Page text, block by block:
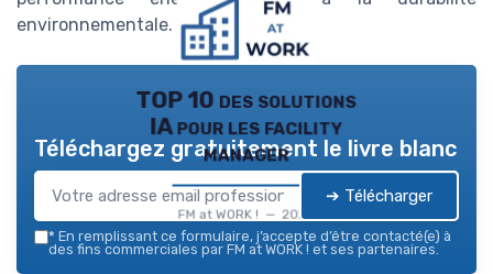
environnementale.
TOP 10 des solutions
IA pour les facility
manager
FM at WORK ! — 2026
Téléchargez gratuitement le livre blanc
➔ Télécharger
* En remplissant ce formulaire, j’accepte d’être contacté(e) à
des fins commerciales par FM at WORK ! et ses partenaires.